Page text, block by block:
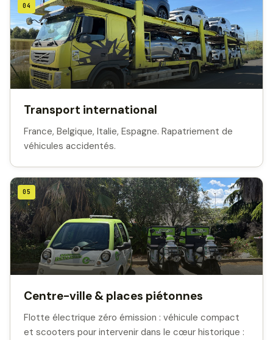
04
Transport international
France, Belgique, Italie, Espagne. Rapatriement de
véhicules accidentés.
05
Centre-ville & places piétonnes
Flotte électrique zéro émission : véhicule compact
et scooters pour intervenir dans le cœur historique :